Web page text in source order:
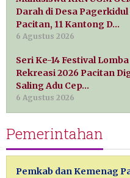
Darah di Desa
Pacitan, 11 Kantong D…
6 Agustus 2026
Seri Ke-14 Festival
Rekreasi 2026 Pacitan
Saling Adu Cep…
6 Agustus 2026
Pemerintahan
Pemkab dan Kemenag